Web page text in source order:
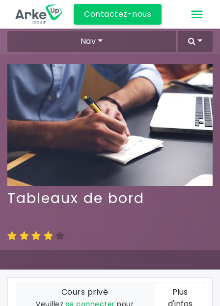
Contactez-nous
Nav
Tableaux de bord
Cours privé
Veuillez se connecter pour
Plus
d'infos